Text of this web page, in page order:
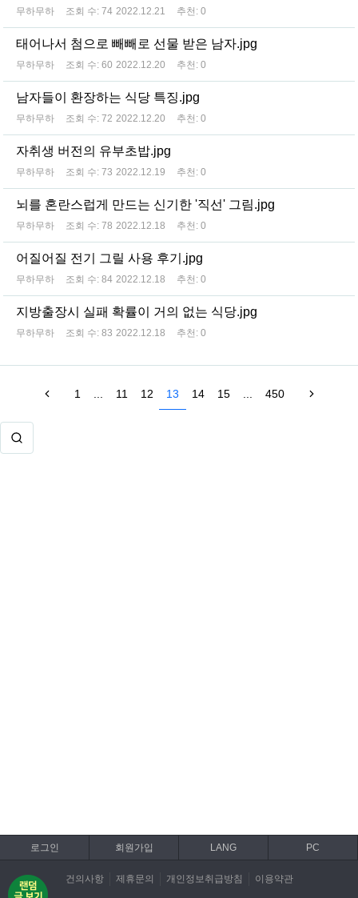
무하무하 조회 수: 74 2022.12.21 추천: 0
태어나서 첨으로 빼빼로 선물 받은 남자.jpg
무하무하 조회 수: 60 2022.12.20 추천: 0
남자들이 환장하는 식당 특징.jpg
무하무하 조회 수: 72 2022.12.20 추천: 0
자취생 버전의 유부초밥.jpg
무하무하 조회 수: 73 2022.12.19 추천: 0
뇌를 혼란스럽게 만드는 신기한 '직선' 그림.jpg
무하무하 조회 수: 78 2022.12.18 추천: 0
어질어질 전기 그릴 사용 후기.jpg
무하무하 조회 수: 84 2022.12.18 추천: 0
지방출장시 실패 확률이 거의 없는 식당.jpg
무하무하 조회 수: 83 2022.12.18 추천: 0
1 11 12 13 14 15 450
로그인 회원가입 LANG PC
건의사항 제휴문의 개인정보취급방침 이용약관